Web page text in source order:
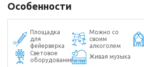
Особенности
Площадка
для
фейерверка
Можно со
своим
алкоголем
Световое
оборудование
Живая музыка